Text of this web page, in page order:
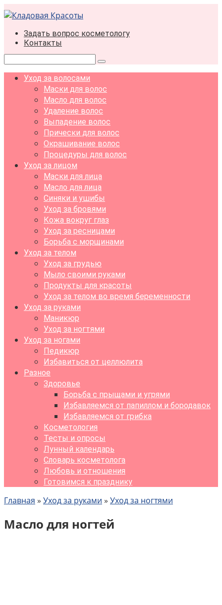
Перейти
к
контентуЗадать вопрос косметологу
Контакты
Поиск:
Уход за волосами
Маски для волос
Масло для волос
Удаление волос
Выпадение волос
Прически для волос
Окрашивание волос
Процедуры для волос
Уход за лицом
Маски для лица
Масло для лица
Синяки и ушибы
Уход за бровями
Кожа вокруг глаз
Уход за ресницами
Борьба с морщинами
Уход за телом
Уход за грудью
Мыло своими руками
Продукты для красоты
Уход за телом во время беременности
Уход за руками
Маникюр
Уход за ногтями
Уход за ногами
Педикюр
Избавиться от целлюлита
Разное
Здоровье
Борьба с прыщами и угрями
Избавляемся от папиллом и бородавок
Избавляемся от грибка
Косметология
Тесты и опросы
Лунный календарь
Словарь косметолога
Любовь и отношения
Готовимся к празднику
Главная » Уход за руками » Уход за ногтями
Масло для ногтей